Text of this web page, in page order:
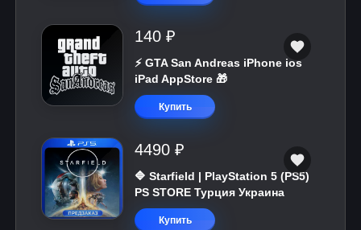
140 ₽
⚡️ GTA San Andreas iPhone ios
iPad AppStore 🎁
Купить
4490 ₽
🔷 Starfield | PlayStation 5 (PS5)
PS STORE Турция Украина
Купить